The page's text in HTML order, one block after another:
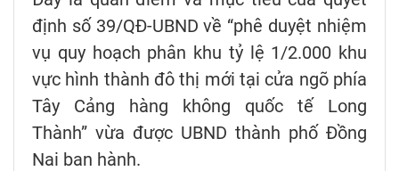
định số 39/QĐ-UBND về “phê duyệt nhiệm
vụ quy hoạch phân khu tỷ lệ 1/2.000 khu
vực hình thành đô thị mới tại cửa ngõ phía
Tây Cảng hàng không quốc tế Long
Thành” vừa được UBND thành phố Đồng
Nai ban hành.